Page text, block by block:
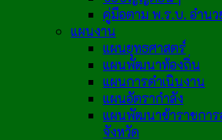
คู่มือตาม พ.ร.บ. อำนว
แผนงาน
แผนยุทธศาสตร์
แผนพัฒนาท้องถิ่น
แผนการดำเนินงาน
แผนอัตรากำลัง
แผนพัฒนาข้าราชการ
จังหวัด